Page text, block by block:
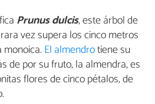
Prunus dulcis, este árbol de
vez supera los cinco metros
El almendrotiene su
de por su fruto, la almendra, es
flores de cinco pétalos, de